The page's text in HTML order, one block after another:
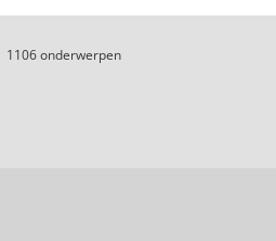
1106 onderwerpen